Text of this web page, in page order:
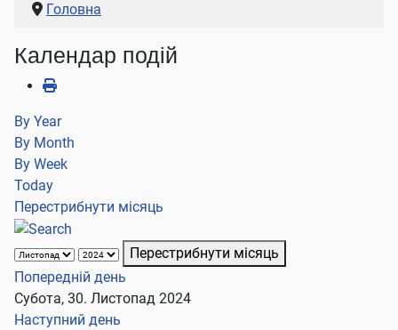
Головна
Календар подій
By Year
By Month
By Week
Today
Перестрибнути місяць
Перестрибнути місяць
Попередній день
Субота, 30. Листопад 2024
Наступний день